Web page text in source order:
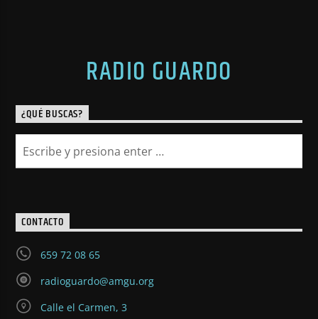
RADIO GUARDO
¿QUÉ BUSCAS?
CONTACTO
659 72 08 65
radioguardo@amgu.org
Calle el Carmen, 3